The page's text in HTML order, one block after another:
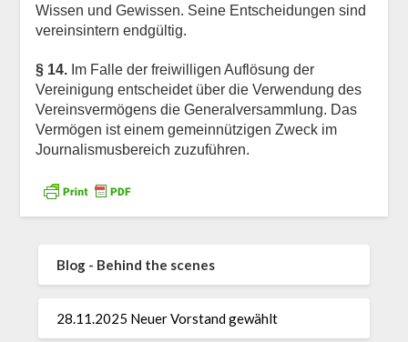
Wissen und Gewissen. Seine Entscheidungen sind
vereinsintern endgültig.
§ 14.Im Falle der freiwilligen Auflösung der
Vereinigung entscheidet über die Verwendung des
Vereinsvermögens die Generalversammlung. Das
Vermögen ist einem gemeinnützigen Zweck im
Journalismusbereich zuzuführen.
Blog - Behind the scenes
28.11.2025 Neuer Vorstand gewählt